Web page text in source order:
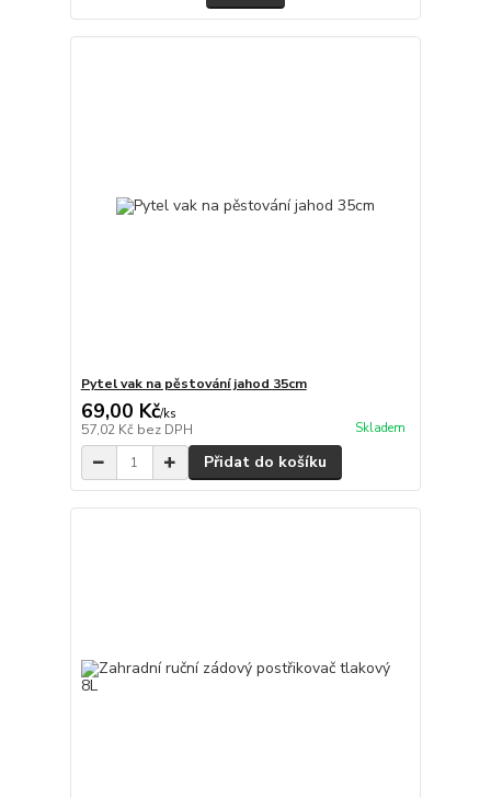
Pytel vak na pěstování jahod 35cm
69,00 Kč/ks
57,02 Kč bez DPH Skladem
Přidat do košíku